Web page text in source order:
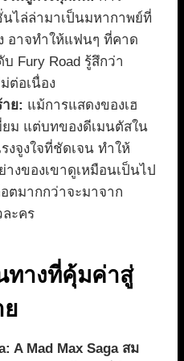
ไล่ล่ามาเป็นมหากาพย์ที่
อาจทำให้แฟนๆ ที่คาด
Fury Road รู้สึกว่า
ต่อเนื่อง
ย: แม้การแสดงของเฮ
ยม แต่บทของดีเมนตัสใน
งจูงใจที่ชัดเจน ทำให้
างของเขาดูเหมือนเป็นไป
ตมากกว่าจะมาจาก
ะคร
ทางที่คุ้มค่าสู่
ย
A Mad Max Saga สม